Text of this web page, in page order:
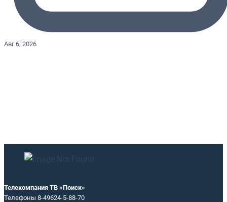
Авг 6, 2026
Телекомпания ТВ «Поиск»
Телефоны 8-49624-5-88-70